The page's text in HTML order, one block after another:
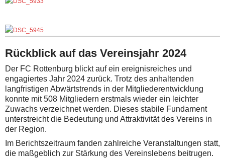
Rückblick auf das Vereinsjahr 2024
Der FC Rottenburg blickt auf ein ereignisreiches und
engagiertes Jahr 2024 zurück. Trotz des anhaltenden
langfristigen Abwärtstrends in der Mitgliederentwicklung
konnte mit 508 Mitgliedern erstmals wieder ein leichter
Zuwachs verzeichnet werden. Dieses stabile Fundament
unterstreicht die Bedeutung und Attraktivität des Vereins in
der Region.
Im Berichtszeitraum fanden zahlreiche Veranstaltungen statt,
die maßgeblich zur Stärkung des Vereinslebens beitrugen.